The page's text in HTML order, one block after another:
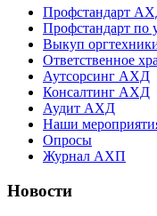
Профстандарт
Профстандарт по
Выкуп
Ответственное
Аутсорсинг АХД
Консалтинг АХД
Аудит АХД
Наши
Опросы
Журнал АХП
Новости